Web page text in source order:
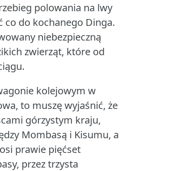
polowania na lwy
co do kochanego Dinga.
niebezpieczną
zwierząt, które od
kolejowym w
to muszę wyjaśnić, że
górzystym kraju,
Mombasą i Kisumu, a
prawie pięćset
przez trzysta